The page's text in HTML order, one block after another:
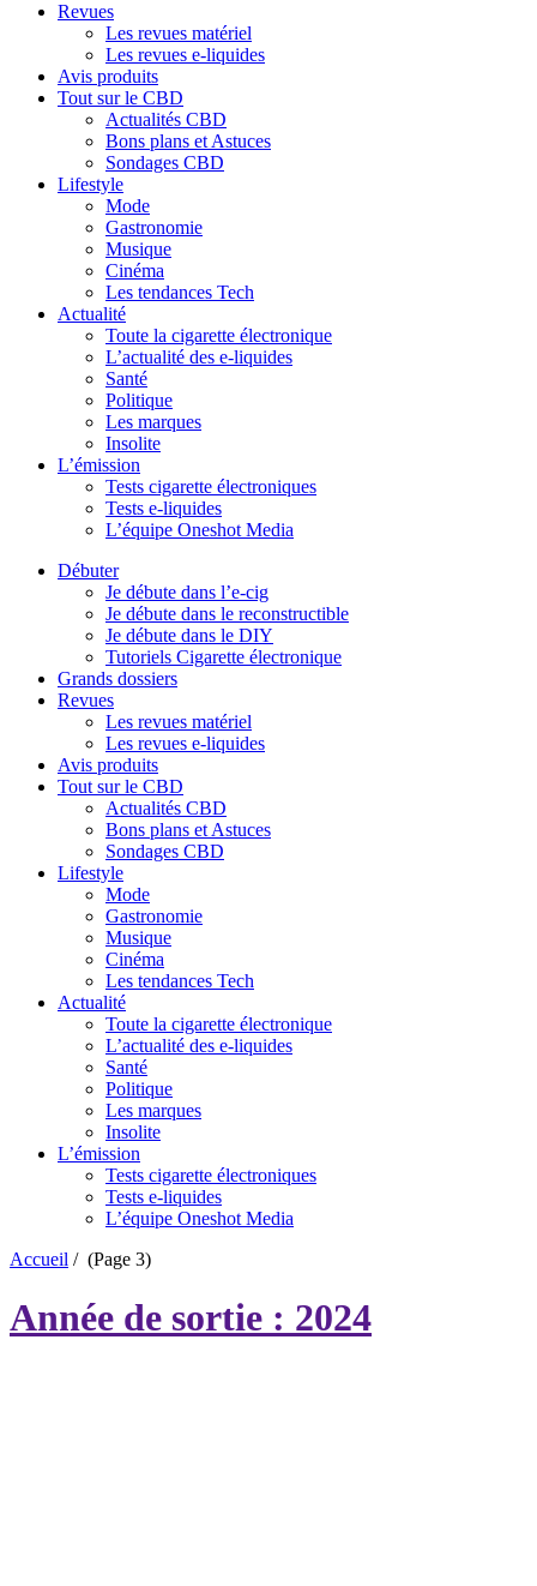
Revues
Les revues matériel
Les revues e-liquides
Avis produits
Tout sur le CBD
Actualités CBD
Bons plans et Astuces
Sondages CBD
Lifestyle
Mode
Gastronomie
Musique
Cinéma
Les tendances Tech
Actualité
Toute la cigarette électronique
L’actualité des e-liquides
Santé
Politique
Les marques
Insolite
L’émission
Tests cigarette électroniques
Tests e-liquides
L’équipe Oneshot Media
Débuter
Je débute dans l’e-cig
Je débute dans le reconstructible
Je débute dans le DIY
Tutoriels Cigarette électronique
Grands dossiers
Revues
Les revues matériel
Les revues e-liquides
Avis produits
Tout sur le CBD
Actualités CBD
Bons plans et Astuces
Sondages CBD
Lifestyle
Mode
Gastronomie
Musique
Cinéma
Les tendances Tech
Actualité
Toute la cigarette électronique
L’actualité des e-liquides
Santé
Politique
Les marques
Insolite
L’émission
Tests cigarette électroniques
Tests e-liquides
L’équipe Oneshot Media
Accueil / (Page 3)
Année de sortie : 2024